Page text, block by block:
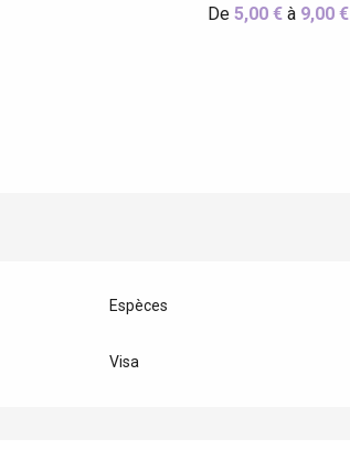
De5,00 € à 9,00 €
Espèces
Visa